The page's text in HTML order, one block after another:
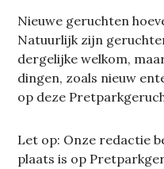
Nieuwe geruchten
Natuurlijk zijn
dergelijke welkom,
dingen, zoals nieuw
op deze
Let op: Onze redactie
plaats is op